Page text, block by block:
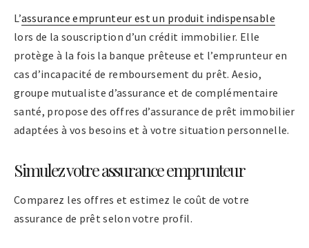
L’assurance emprunteur est un produit indispensable
lors de la souscription d’un crédit immobilier. Elle
protège à la fois la banque prêteuse et l’emprunteur en
cas d’incapacité de remboursement du prêt. Aesio,
groupe mutualiste d’assurance et de complémentaire
santé, propose des offres d’assurance de prêt immobilier
adaptées à vos besoins et à votre situation personnelle.
Simulez votre assurance emprunteur
Comparez les offres et estimez le coût de votre
assurance de prêt selon votre profil.